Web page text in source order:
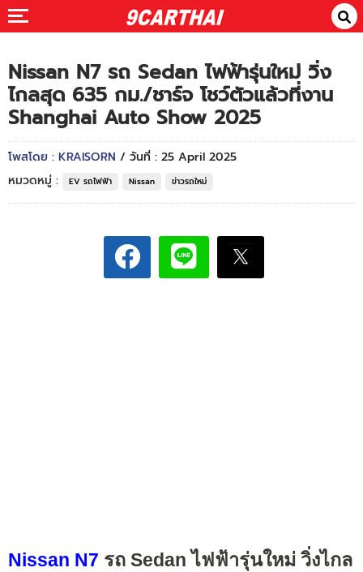
Nissan N7 รถ Sedan ไฟฟ้ารุ่นใหม่ วิ่ง
ไกลสุด 635 กม./ชาร์จ โชว์ตัวแล้วที่งาน
Shanghai Auto Show 2025
โพสโดย : KRAISORN / วันที่ : 25 April 2025
หมวดหมู่ :
EV รถไฟฟ้า Nissan ข่าวรถใหม่
Nissan N7 รถ Sedan ไฟฟ้ารุ่นใหม่ วิ่งไกล